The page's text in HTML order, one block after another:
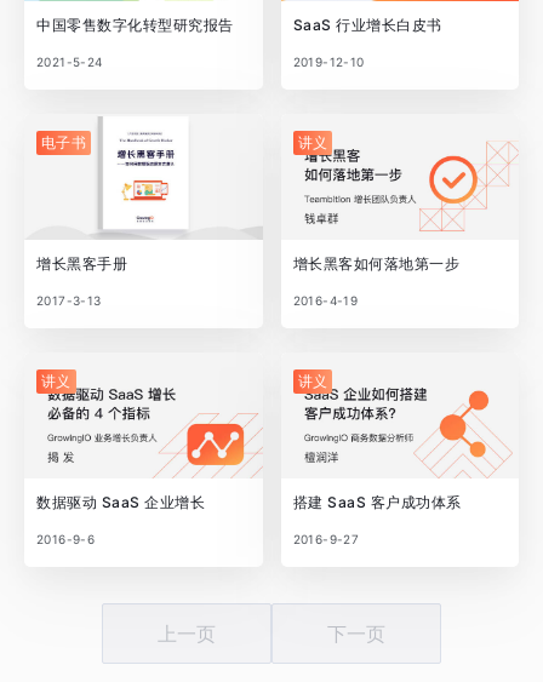
中国零售数字化转型研究报告
2021-5-24
SaaS 行业增长白皮书
2019-12-10
电子书
增长黑客手册
2017-3-13
讲义
增长黑客如何落地第一步
2016-4-19
讲义
数据驱动 SaaS 企业增长
2016-9-6
讲义
搭建 SaaS 客户成功体系
2016-9-27
上一页 下一页